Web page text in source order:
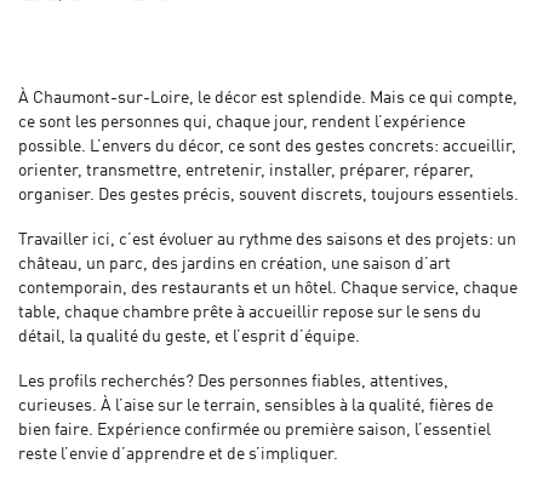
À Chaumont-sur-Loire, le décor est splendide. Mais ce qui compte,
ce sont les personnes qui, chaque jour, rendent l’expérience
possible. L’envers du décor, ce sont des gestes concrets: accueillir,
orienter, transmettre, entretenir, installer, préparer, réparer,
organiser. Des gestes précis, souvent discrets, toujours essentiels.
Travailler ici, c’est évoluer au rythme des saisons et des projets: un
château, un parc, des jardins en création, une saison d’art
contemporain, des restaurants et un hôtel. Chaque service, chaque
table, chaque chambre prête à accueillir repose sur le sens du
détail, la qualité du geste, et l’esprit d’équipe.
Les profils recherchés? Des personnes fiables, attentives,
curieuses. À l’aise sur le terrain, sensibles à la qualité, fières de
bien faire. Expérience confirmée ou première saison, l’essentiel
reste l’envie d’apprendre et de s’impliquer.